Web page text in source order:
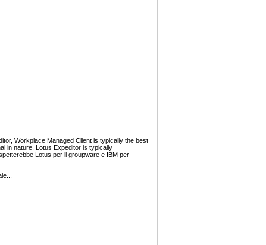
Workplace Managed Client is typically the best
in nature, Lotus Expeditor is typically
Lotus per il groupware e IBM per